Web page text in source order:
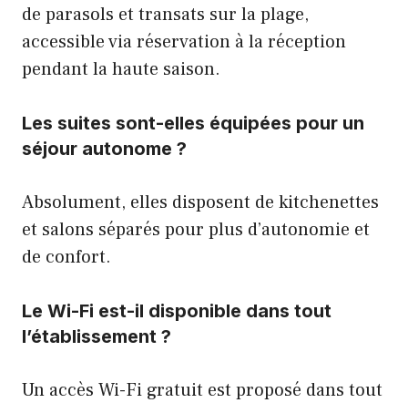
de parasols et transats sur la plage,
accessible via réservation à la réception
pendant la haute saison.
Les suites sont-elles équipées pour un
séjour autonome ?
Absolument, elles disposent de kitchenettes
et salons séparés pour plus d’autonomie et
de confort.
Le Wi-Fi est-il disponible dans tout
l’établissement ?
Un accès Wi-Fi gratuit est proposé dans tout